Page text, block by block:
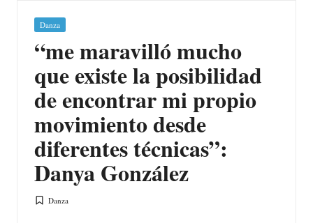
Publicada
Danza
“me maravilló mucho
que existe la posibilidad
de encontrar mi propio
movimiento desde
diferentes técnicas”:
Danya González
Publicada
Danza